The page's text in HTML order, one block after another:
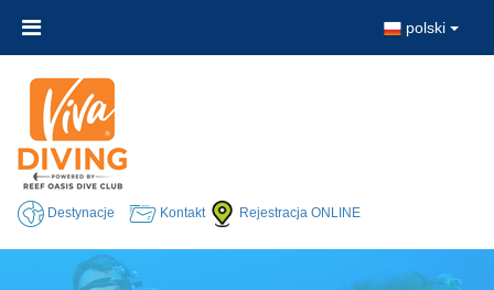
polski
Destynacje Kontakt Rejestracja ONLINE